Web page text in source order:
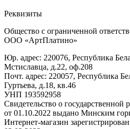
Реквизиты
Общество с ограниченной
ООО «АртПлатино»
Юр. адрес: 220076, Республика
Мстиславца, д.22, оф.208
Почт. адрес: 220057, Республика
Гуртьева, д.18, кв.46
УНП 193592958
Свидетельство о государственной
от 01.10.2022 выдано Минским
Интернет-магазин